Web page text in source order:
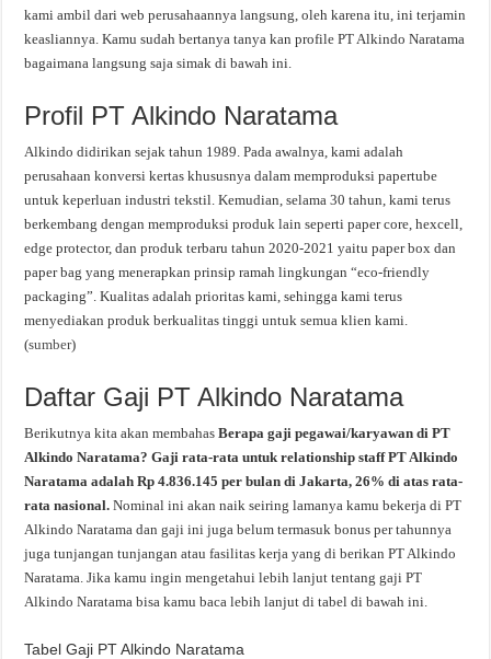
kami ambil dari web perusahaannya langsung, oleh karena itu, ini terjamin
keasliannya. Kamu sudah bertanya tanya kan profile PT Alkindo Naratama
bagaimana langsung saja simak di bawah ini.
Profil PT Alkindo Naratama
Alkindo didirikan sejak tahun 1989. Pada awalnya, kami adalah
perusahaan konversi kertas khususnya dalam memproduksi papertube
untuk keperluan industri tekstil. Kemudian, selama 30 tahun, kami terus
berkembang dengan memproduksi produk lain seperti paper core, hexcell,
edge protector, dan produk terbaru tahun 2020-2021 yaitu paper box dan
paper bag yang menerapkan prinsip ramah lingkungan “eco-friendly
packaging”. Kualitas adalah prioritas kami, sehingga kami terus
menyediakan produk berkualitas tinggi untuk semua klien kami.
(sumber)
Daftar Gaji PT Alkindo Naratama
Berikutnya kita akan membahasBerapa gaji pegawai/karyawan di PT
Alkindo Naratama? Gaji rata-rata untuk relationship staff PT Alkindo
Naratama adalah Rp 4.836.145 per bulan di Jakarta, 26% di atas rata-
rata nasional.Nominal ini akan naik seiring lamanya kamu bekerja di PT
Alkindo Naratama dan gaji ini juga belum termasuk bonus per tahunnya
juga tunjangan tunjangan atau fasilitas kerja yang di berikan PT Alkindo
Naratama. Jika kamu ingin mengetahui lebih lanjut tentang gaji PT
Alkindo Naratama bisa kamu baca lebih lanjut di tabel di bawah ini.
Tabel Gaji PT Alkindo Naratama